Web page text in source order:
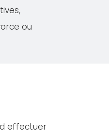
ou
effectuer